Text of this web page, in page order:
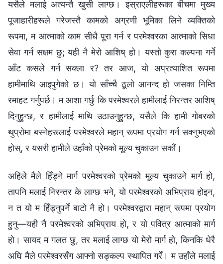
यसैले मलाई अत्यन्तै खुसी लाग्छ। इस्राएलीहरूका बीचमा मुख्य
पूजाहारीहरूले गरेजस्तै कामको अग्रणी भूमिका लिने व्यक्तिको
रूपमा, म आत्माको काम सीधै पूरा गर्न र परमेश्‍वरका आत्माको सिधा
सेवा गर्न सक्षम छु; यही नै मेरो आशिष् हो। यस्तो कुरा कल्पना गर्ने
आँट कसले गर्न सक्ला र? तर आज, यो अप्रत्याशित रूपमा
हामीमाथि आइपुगेको छ। यो साँच्चै ठूलो आनन्द हो जसका निम्ति
रमाहट गर्नुपर्छ। म आशा गर्छु कि परमेश्‍वरले हामीलाई निरन्तर आशिष्‌
दिनुहुन्छ, र हामीलाई माथि उठाउनुहुन्छ, यसैले कि हामी गोबरको
थुप्रोमा बस्नेहरूलाई परमेश्‍वरले महान् रूपमा प्रयोग गर्न सक्‍नुभएको
होस्, र यसरी हामीले उहाँको प्रेमको मूल्य चुकाउन सकौं।
अहिले मैले हिँड्ने मार्ग परमेश्‍वरको प्रेमको मूल्य चुकाउने मार्ग हो,
तापनि मलाई निरन्तर के लाग्छ भने, यो परमेश्‍वरको अभिप्राय होइन,
न त यो म हिँड्नुपर्ने बाटो नै हो। परमेश्‍वरद्वारा महान् रूपमा प्रयोग
हुनु—यही नै परमेश्‍वरको अभिप्राय हो, र यो पवित्र आत्माको मार्ग
हो। सायद म गलत छु, तर मलाई लाग्छ यो मेरो मार्ग हो, किनकि धेरै
अघि मैले परमेश्‍वरसँग आफ्नो सङ्कल्प स्थापित गरेँ। म उहाँले मलाई